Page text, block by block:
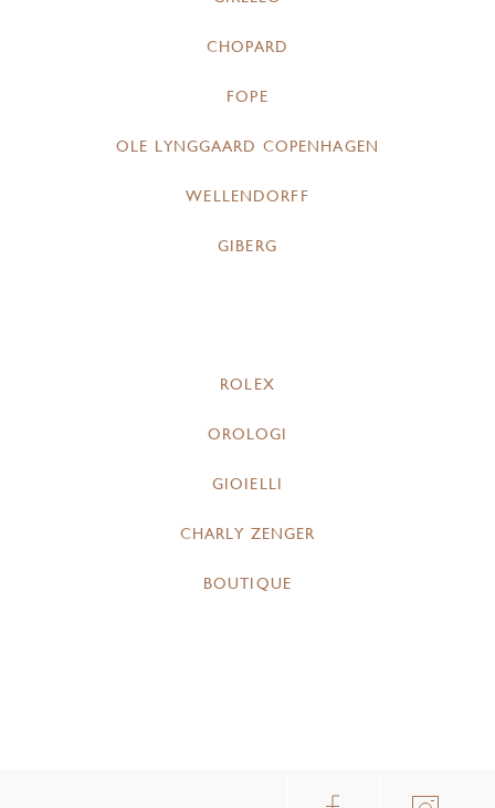
CHOPARD
FOPE
OLE LYNGGAARD COPENHAGEN
WELLENDORFF
GIBERG
ROLEX
OROLOGI
GIOIELLI
CHARLY ZENGER
BOUTIQUE